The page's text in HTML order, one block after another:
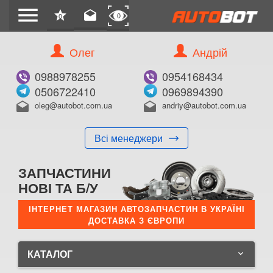
menu star
0 drafts 0
Олег
0988978255
0506722410
drafts oleg@autobot.com.ua
Всі менеджери
Андрій
0954168434
0969894390
drafts andriy@autobot.com.ua
ЗАПЧАСТИНИ
НОВІ ТА Б/У
ІНТЕРНЕТ МАГАЗИН АВТОЗАПЧАСТИН В УКРАЇНІ
ДОСТАВКА З ЄВРОПИ
КАТАЛОГ keyboard_arrow_down